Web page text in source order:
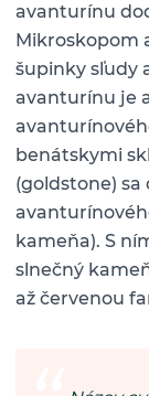
avanturínu
Mikroskopom
šupinky sľudy
avanturínu je
benátskymi
(goldstone)
kameňa). S
slnečný
až červenou